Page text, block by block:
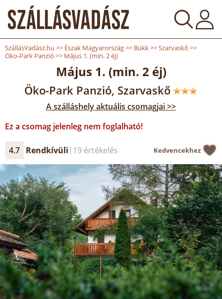
SzállásVadász.hu >> Észak Magyarország>> Bükk>>Szarvaskő >>
Öko-Park Panzió >> Május 1. (min. 2 éj)
Május 1. (min. 2 éj)
Öko-Park Panzió, Szarvaskő
A szálláshely aktuális csomagjai >>
Ez a csomag jelenleg nem foglalható!
4.7 Rendkívüli 19 értékelés Kedvencekhez